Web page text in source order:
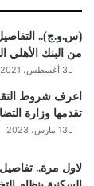
(س.و.ج).. التفاصيل
من البنك الأهلي
3 أغسطس، 2021
اعرف شروط
تقدمها وزارة
13 مارس، 2023
لاول مرة..